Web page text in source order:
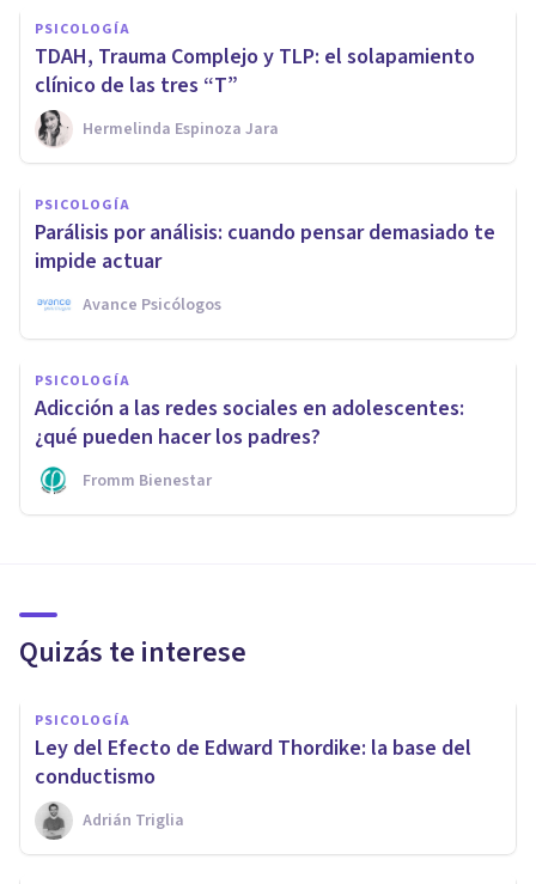
PSICOLOGÍA
TDAH, Trauma Complejo y TLP: el solapamiento
clínico de las tres “T”
Hermelinda Espinoza Jara
PSICOLOGÍA
Parálisis por análisis: cuando pensar demasiado te
impide actuar
Avance Psicólogos
PSICOLOGÍA
Adicción a las redes sociales en adolescentes:
¿qué pueden hacer los padres?
Fromm Bienestar
Quizás te interese
PSICOLOGÍA
Ley del Efecto de Edward Thordike: la base del
conductismo
Adrián Triglia